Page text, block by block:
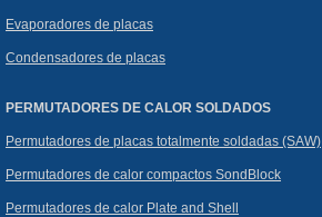
Evaporadores de placas
Condensadores de placas
PERMUTADORES DE CALOR SOLDADOS
Permutadores de placas totalmente soldadas (SAW)
Permutadores de calor compactos SondBlock
Permutadores de calor Plate and Shell